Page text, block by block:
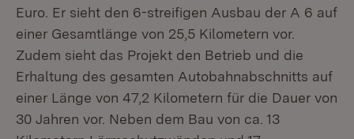
Euro. Er sieht den 6-streifigen Ausbau der A 6 auf
einer Gesamtlänge von 25,5 Kilometern vor.
Zudem sieht das Projekt den Betrieb und die
Erhaltung des gesamten Autobahnabschnitts auf
einer Länge von 47,2 Kilometern für die Dauer von
30 Jahren vor. Neben dem Bau von ca. 13